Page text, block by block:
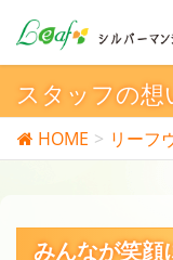
スタッフの想
HOME リーフ
みんなが笑顔